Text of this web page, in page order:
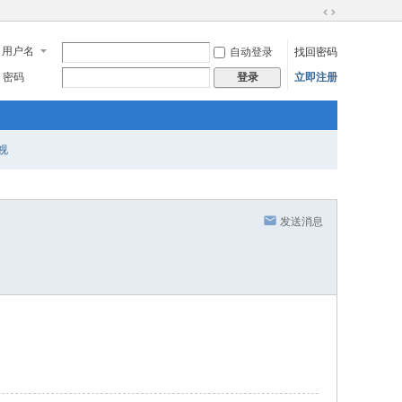
换
到
宽
用户名 自动登录
找回密码
密码
登录 立即注册
发送消息